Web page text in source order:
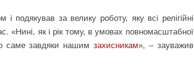
подякував за велику роботу, яку всі релігійні
«Нині, як і рік тому, в умовах повномасштабної
саме завдяки нашимзахисникам», – зауважив